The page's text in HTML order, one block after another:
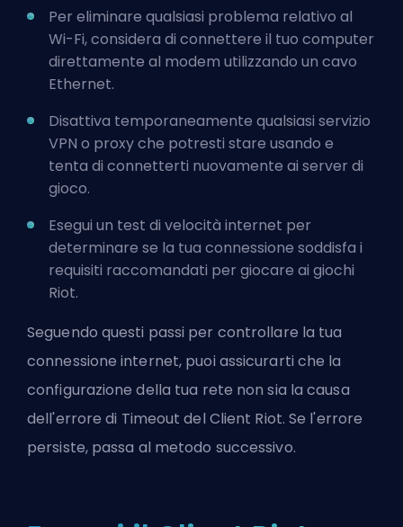
Per eliminare qualsiasi problema relativo al
Wi-Fi, considera di connettere il tuo computer
direttamente al modem utilizzando un cavo
Ethernet.
Disattiva temporaneamente qualsiasi servizio
VPN o proxy che potresti stare usando e
tenta di connetterti nuovamente ai server di
gioco.
Esegui un test di velocità internet per
determinare se la tua connessione soddisfa i
requisiti raccomandati per giocare ai giochi
Riot.
Seguendo questi passi per controllare la tua
connessione internet, puoi assicurarti che la
configurazione della tua rete non sia la causa
dell'errore di Timeout del Client Riot. Se l'errore
persiste, passa al metodo successivo.